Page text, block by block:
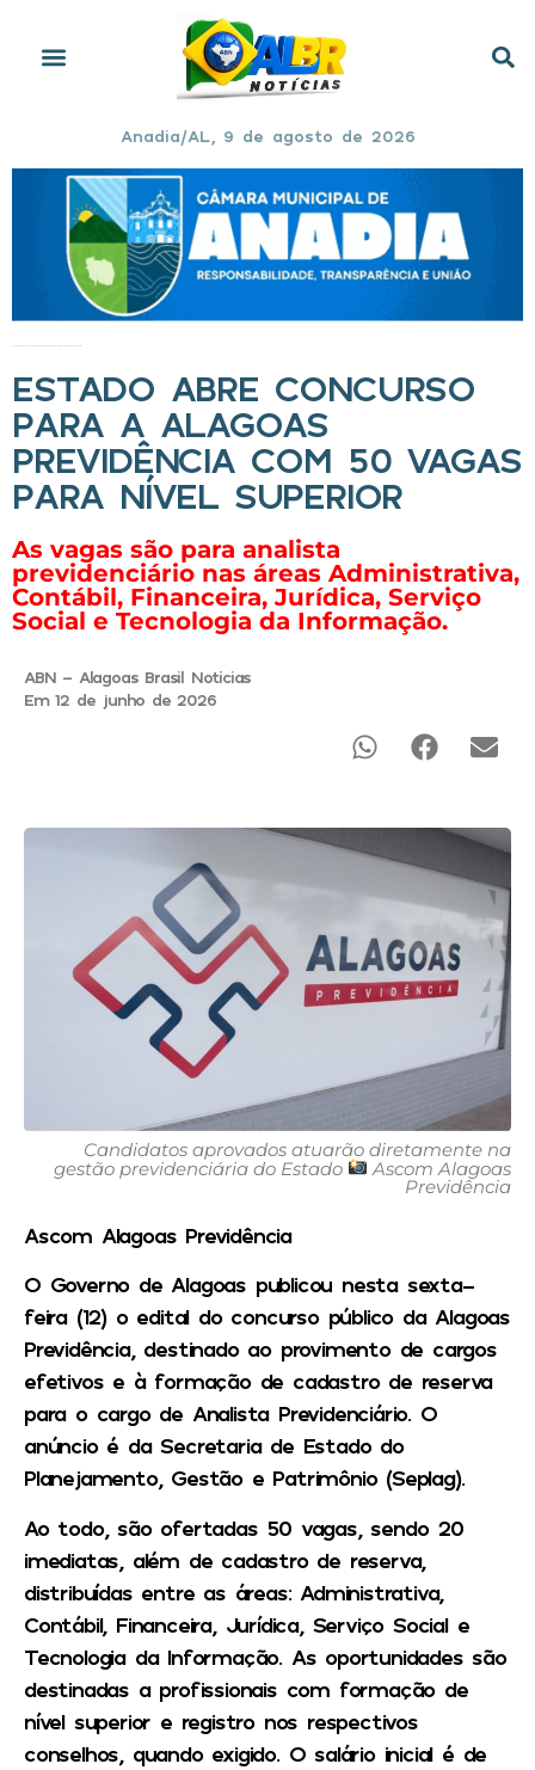
Anadia/AL, 9 de agosto de 2026
ESTADO ABRE CONCURSO
PARA A ALAGOAS
PREVIDÊNCIA COM 50 VAGAS
PARA NÍVEL SUPERIOR
As vagas são para analista
previdenciário nas áreas Administrativa,
Contábil, Financeira, Jurídica, Serviço
Social e Tecnologia da Informação.
ABN - Alagoas Brasil Noticias
Em 12 de junho de 2026
Candidatos aprovados atuarão diretamente na
gestão previdenciária do Estado
Ascom Alagoas
Previdência
Ascom Alagoas Previdência
O Governo de Alagoas publicou nesta sexta-
feira (12) o edital do concurso público da Alagoas
Previdência, destinado ao provimento de cargos
efetivos e à formação de cadastro de reserva
para o cargo de Analista Previdenciário. O
anúncio é da Secretaria de Estado do
Planejamento, Gestão e Patrimônio (Seplag).
Ao todo, são ofertadas 50 vagas, sendo 20
imediatas, além de cadastro de reserva,
distribuídas entre as áreas: Administrativa,
Contábil, Financeira, Jurídica, Serviço Social e
Tecnologia da Informação. As oportunidades são
destinadas a profissionais com formação de
nível superior e registro nos respectivos
conselhos, quando exigido. O salário inicial é de